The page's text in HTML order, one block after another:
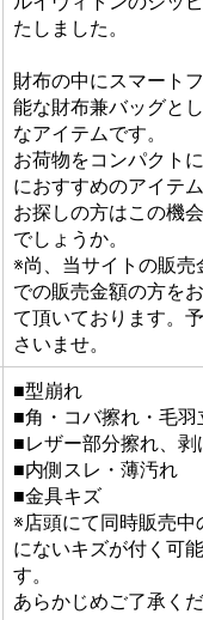
たしました。
財布の中にスマート
能な財布兼バッグと
なアイテムです。
お荷物をコンパクト
におすすめのアイテム
お探しの方はこの機
でしょうか。
※尚、当サイトの販売
での販売金額の方を
て頂いております。
さいませ。
■型崩れ
■角・コバ擦れ・毛羽
■レザー部分擦れ、剥
■内側スレ・薄汚れ
■金具キズ
※店頭にて同時販売中
にないキズが付く可
す。
あらかじめご了承くだ